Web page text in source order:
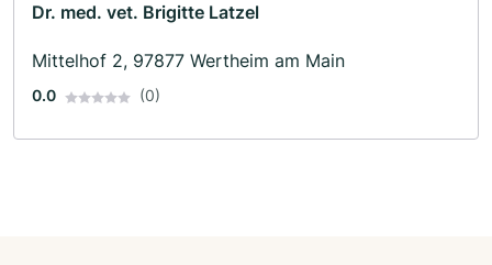
Dr. med. vet. Brigitte Latzel
Mittelhof 2, 97877 Wertheim am Main
0.0 (0)